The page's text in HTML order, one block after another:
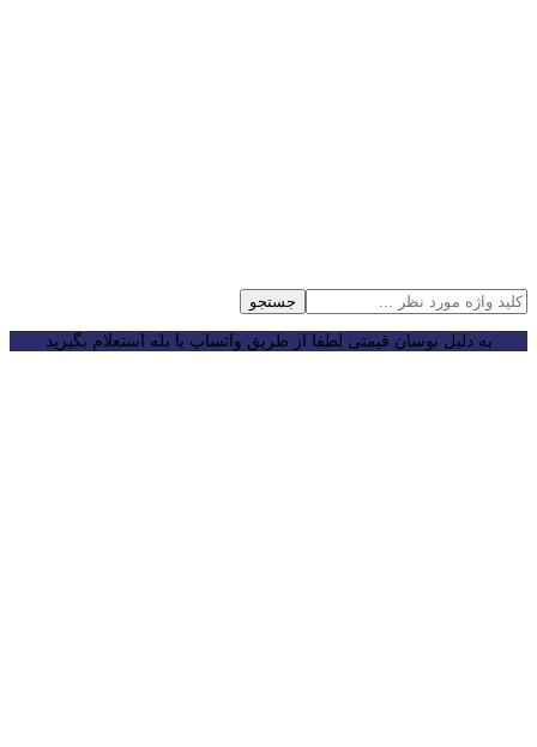
جستجو
به دلیل نوسان قیمتی لطفا از طریق واتساپ یا بله استعلام بگیرید